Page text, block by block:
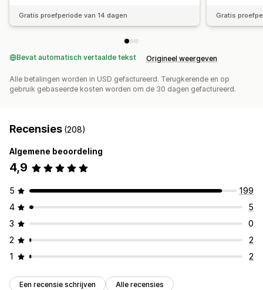
Gratis proefperiode van 14 dagen Gratis
Bevat automatisch vertaalde tekst Origineel weergeven
Alle betalingen worden in USD gefactureerd. Terugkerende en op
gebruik gebaseerde kosten worden om de 30 dagen gefactureerd.
Recensies (208)
Algemene beoordeling
4,9
5
199
4
5
3
0
2
2
1
2
Een recensie schrijven Alle recensies